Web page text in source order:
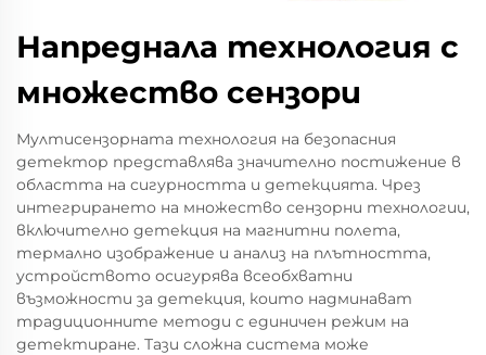
Напреднала технология с
множество сензори
Мултисензорната технология на безопасния
детектор представлява значително постижение в
областта на сигурността и детекцията. Чрез
интегрирането на множество сензорни технологии,
включително детекция на магнитни полета,
термално изображение и анализ на плътността,
устройството осигурява всеобхватни
възможности за детекция, които надминават
традиционните методи с единичен режим на
детектиране. Тази сложна система може